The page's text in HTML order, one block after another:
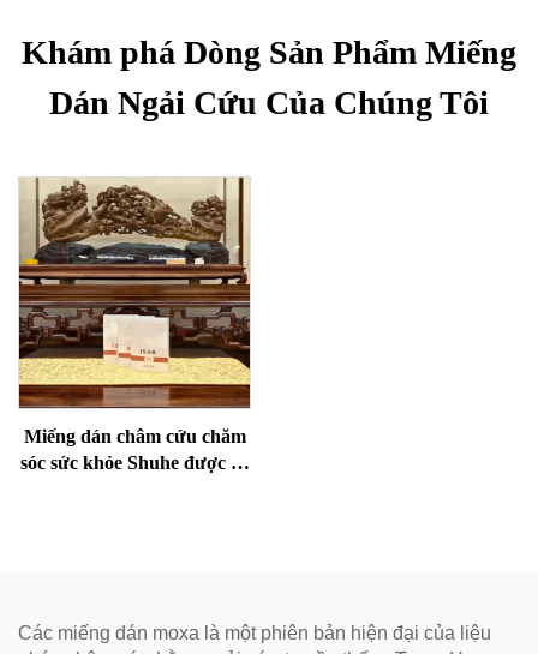
Khám phá Dòng Sản Phẩm Miếng
Dán Ngải Cứu Của Chúng Tôi
Miếng dán châm cứu chăm
sóc sức khỏe Shuhe được sử
Các miếng dán moxa là một phiên bản hiện đại của liệu